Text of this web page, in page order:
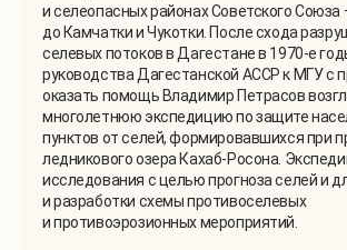
и селеопасных районах Советского Союза
до Камчатки и Чукотки. После схода
селевых потоков в Дагестане в 1970-е
руководства Дагестанской АССР к МГУ с
оказать помощь Владимир Петрасов
многолетнюю экспедицию по защите
пунктов от селей, формировавшихся при
ледникового озера Кахаб-Росона.
исследования с целью прогноза селей и
и разработки схемы противоселевых
и противоэрозионных мероприятий.